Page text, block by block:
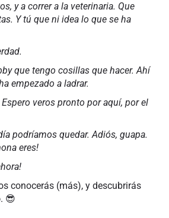
y a correr a la veterinaria. Que
Y tú que ni idea lo que se ha
que tengo cosillas que hacer. Ahí
empezado a ladrar.
veros pronto por aquí, por el
podríamos quedar. Adiós, guapa.
eres!
conocerás (más), y descubrirás
😎